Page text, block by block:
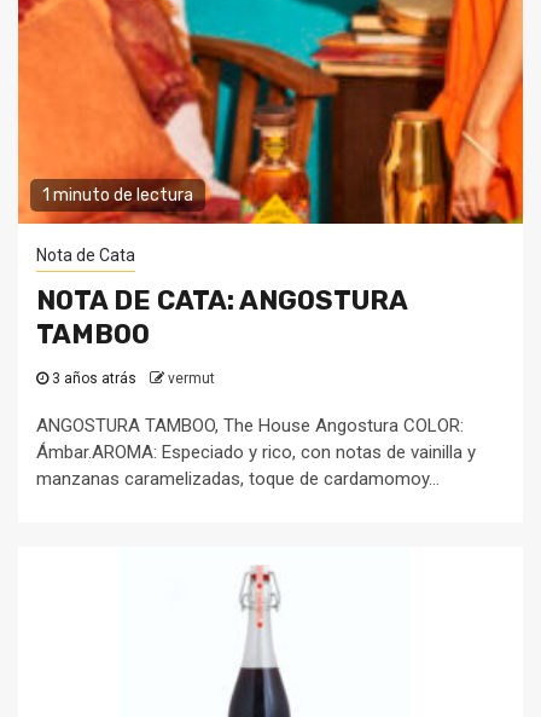
1 minuto de lectura
Nota de Cata
NOTA DE CATA: ANGOSTURA
TAMBOO
3 años atrás vermut
ANGOSTURA TAMBOO, The House Angostura COLOR:
Ámbar.AROMA: Especiado y rico, con notas de vainilla y
manzanas caramelizadas, toque de cardamomoy...